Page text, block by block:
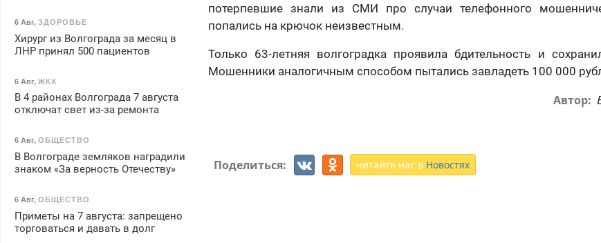
потерпевшие знали из СМИ про случаи телефонного
попались на крючок неизвестным.
Только 63-летняя волгоградка проявила бдительность и
Мошенники аналогичным способом пытались завладеть 100 000
Автор:
Поделиться: читайте нас в Новостях
6 Авг, ЗДОРОВЬЕ
Хирург из Волгограда за месяц в
ЛНР принял 500 пациентов
6 Авг, ЖКХ
В 4 районах Волгограда 7 августа
отключат свет из-за ремонта
6 Авг, ОБЩЕСТВО
В Волгограде земляков наградили
знаком «За верность Отечеству»
6 Авг, ОБЩЕСТВО
Приметы на 7 августа: запрещено
торговаться и давать в долг